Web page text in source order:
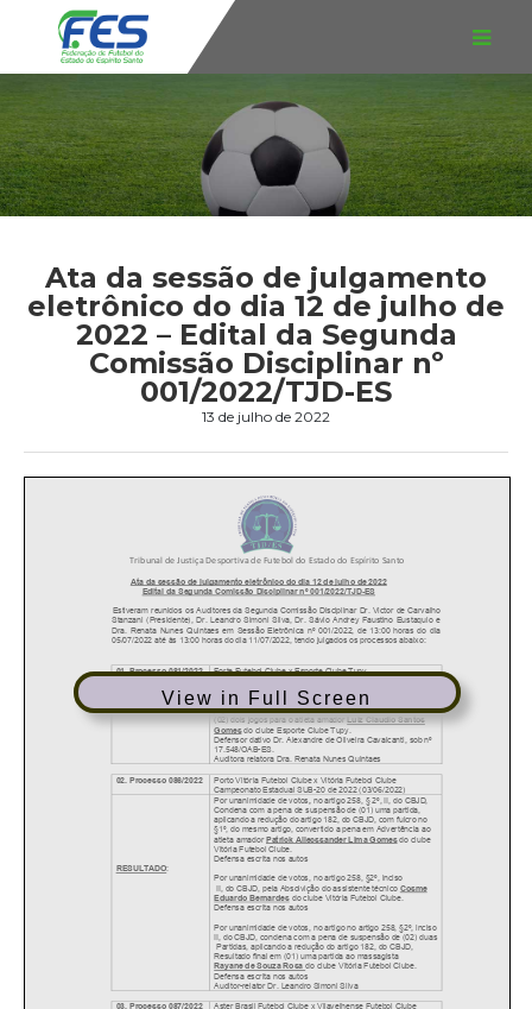
Ata da sessão de julgamento
eletrônico do dia 12 de julho de
2022 – Edital da Segunda
Comissão Disciplinar nº
001/2022/TJD-ES
13 de julho de 2022
View in Full Screen